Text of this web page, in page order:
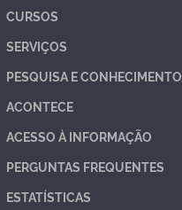
CURSOS
SERVIÇOS
PESQUISA E CONHECIMENTO
ACONTECE
ACESSO À INFORMAÇÃO
PERGUNTAS FREQUENTES
ESTATÍSTICAS